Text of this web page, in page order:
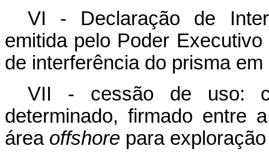
VI - Declaração de
emitida pelo Poder
de interferência do prisma
VII - cessão de uso:
determinado, firmado entre
área offshore para